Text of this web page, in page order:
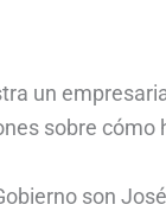
un
sobre
son